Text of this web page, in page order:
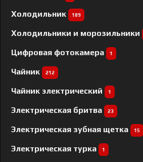
Холодильник 189
Холодильники и морозильники
Цифровая фотокамера 1
Чайник 212
Чайник электрический 1
Электрическая бритва 23
Электрическая зубная щетка 15
Электрическая турка 1